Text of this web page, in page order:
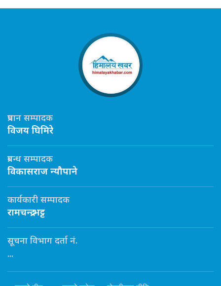
प्रधान सम्पादक
विजय घिमिरे
प्रबन्ध सम्पादक
विकासराज न्यौपाने
कार्यकारी सम्पादक
रामचन्द्र भट्ट
सूचना विभाग दर्ता नं.
...